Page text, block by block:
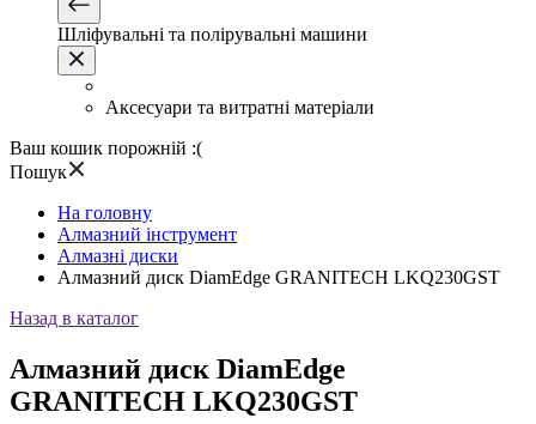
Шліфувальні та полірувальні машини
Аксесуари та витратні матеріали
Ваш кошик порожній :(
Пошук
На головну
Алмазний інструмент
Алмазні диски
Алмазний диск DiamEdge GRANITECH LKQ230GST
Назад в каталог
Алмазний диск DiamEdge
GRANITECH LKQ230GST